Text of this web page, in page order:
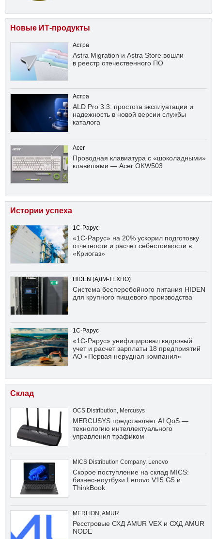
Новые ИТ-продукты
Астра
Astra Migration и Astra Store вошли
в реестр отечественного ПО
Астра
ALD Pro 3.3: простота эксплуатации и
надежность в новой версии службы
каталога
Acer
Проводная клавиатура с «шоколадными»
клавишами — Acer OKW503
Истории успеха
1С-Рарус
«1С-Рарус» на 20% ускорил подготовку
отчетности и расчет себестоимости в
«Криогаз»
HIDEN (АДМ-ТЕХНО)
Система бесперебойного питания HIDEN
для крупного пищевого производства
1С-Рарус
«1С-Рарус» унифицировал кадровый
учет и расчет зарплаты 18 предприятий
АО «Первая нерудная компания»
Склад
OCS Distribution Mercusys
MERCUSYS представляет AI QoS —
технологию интеллектуального
управления трафиком
MICS Distribution Company, Lenovo
Скорое поступление на склад MICS:
бизнес-ноутбуки Lenovo V15 G5 и
ThinkBook
MERLION AMUR
Ресстровые СХД AMUR VEX и СХД AMUR
NODE